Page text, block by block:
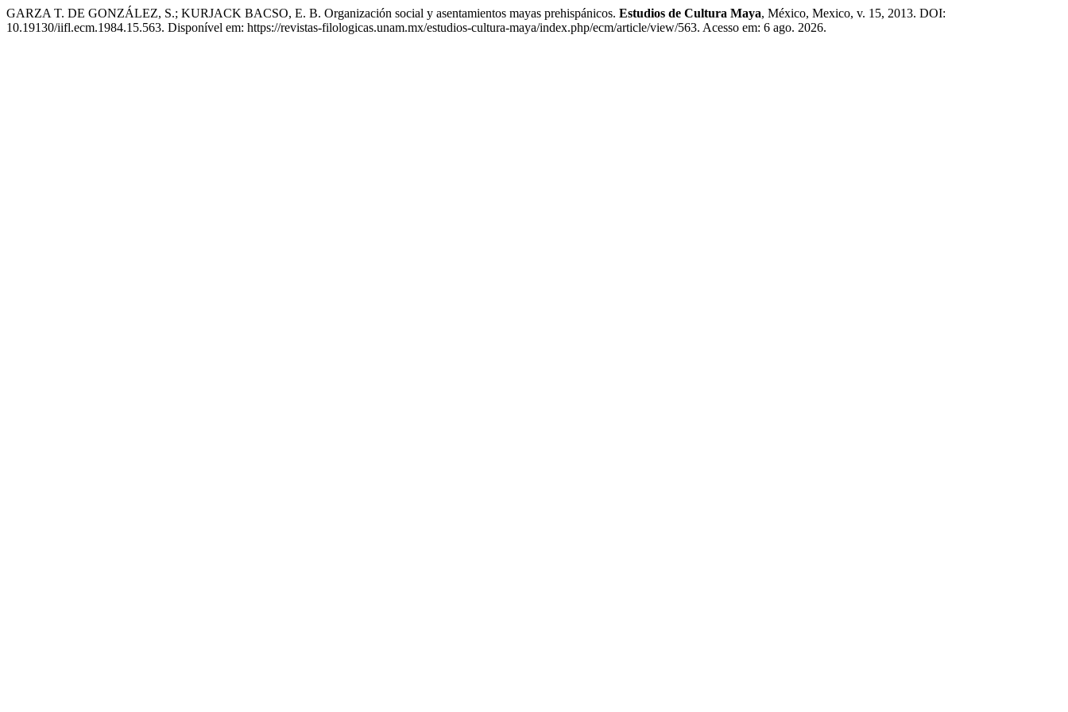
GARZA T. DE GONZÁLEZ, S.; KURJACK BACSO, E. B. Organización social y asentamientos mayas prehispánicos. Estudios de Cultura Maya, México, Mexico, v. 15, 2013. DOI:
10.19130/iifl.ecm.1984.15.563. Disponível em: https://revistas-filologicas.unam.mx/estudios-cultura-maya/index.php/ecm/article/view/563. Acesso em: 6 ago. 2026.